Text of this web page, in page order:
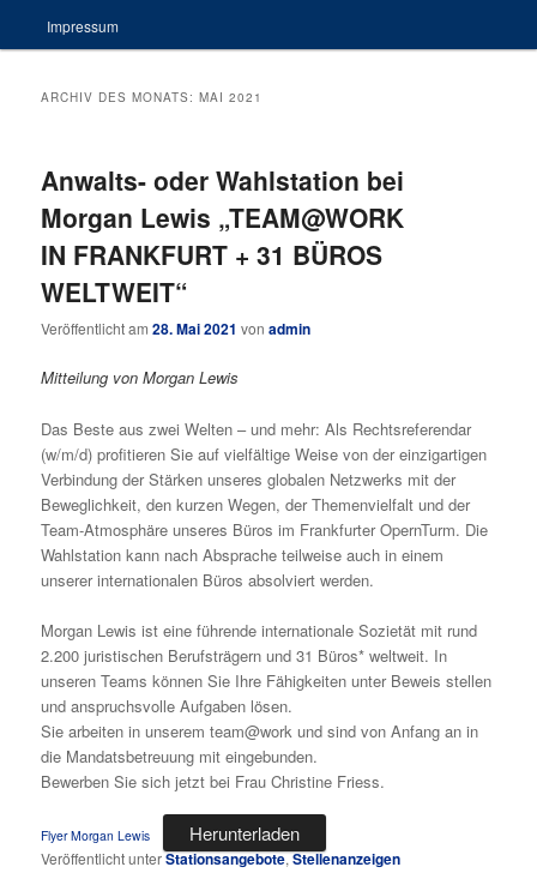
Impressum
ARCHIV DES MONATS:MAI 2021
Anwalts- oder Wahlstation bei
Morgan Lewis „TEAM@WORK
IN FRANKFURT + 31 BÜROS
WELTWEIT“
Veröffentlicht am28. Mai 2021 vonadmin
Mitteilung von Morgan Lewis
Das Beste aus zwei Welten – und mehr: Als Rechtsreferendar
(w/m/d) profitieren Sie auf vielfältige Weise von der einzigartigen
Verbindung der Stärken unseres globalen Netzwerks mit der
Beweglichkeit, den kurzen Wegen, der Themenvielfalt und der
Team-Atmosphäre unseres Büros im Frankfurter OpernTurm. Die
Wahlstation kann nach Absprache teilweise auch in einem
unserer internationalen Büros absolviert werden.
Morgan Lewis ist eine führende internationale Sozietät mit rund
2.200 juristischen Berufsträgern und 31 Büros* weltweit. In
unseren Teams können Sie Ihre Fähigkeiten unter Beweis stellen
und anspruchsvolle Aufgaben lösen.
Sie arbeiten in unserem team@work und sind von Anfang an in
die Mandatsbetreuung mit eingebunden.
Bewerben Sie sich jetzt bei Frau Christine Friess.
Flyer Morgan Lewis Herunterladen
Veröffentlicht unterStationsangebote,Stellenanzeigen